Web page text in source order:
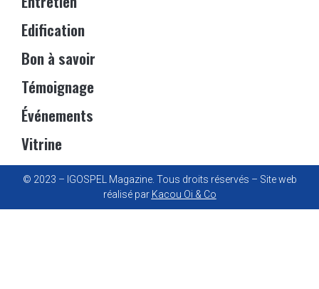
Edification
Bon à savoir
Témoignage
Événements
Vitrine
© 2023 – IGOSPEL Magazine. Tous droits réservés – Site web
réalisé par Kacou Oi & Co